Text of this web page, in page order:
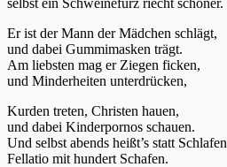
Er ist der Mann der Mädchen schlägt,
und dabei Gummimasken trägt.
Am liebsten mag er Ziegen ficken,
und Minderheiten unterdrücken,
Kurden treten, Christen hauen,
und dabei Kinderpornos schauen.
Und selbst abends heißt’s statt Schlafen
Fellatio mit hundert Schafen.